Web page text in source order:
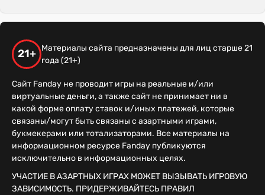
21+
Материалы сайта предназначены для лиц старше 21
года (21+)
Сайт Fanday не проводит игры на реальные и/или
виртуальные деньги, а также сайт не принимает ни в
какой форме оплату ставок и/иных платежей, которые
связаны/могут быть связаны с азартными играми,
букмекерами или тотализаторами. Все материалы на
информационном ресурсе Fanday публикуются
исключительно в информационных целях.
УЧАСТИЕ В АЗАРТНЫХ ИГРАХ МОЖЕТ ВЫЗЫВАТЬ ИГРОВУЮ
ЗАВИСИМОСТЬ. ПРИДЕРЖИВАЙТЕСЬ ПРАВИЛ